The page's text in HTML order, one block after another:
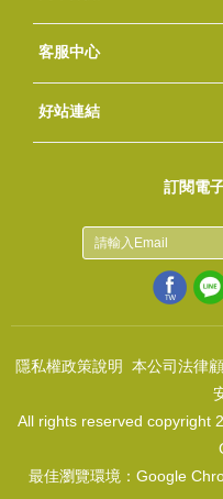
(
禮盒腰帶
(
總部
北區
中區
南區
東區
海外
客服中心
會員等級
購物流程
訂單查詢
常見問題
海外訂購流程
連絡我們
下載專區
紅利點數
好站連結
訂閱電
隱私權政策說明 本公司法律
All rights reserved copyright
最佳瀏覽環境：Google